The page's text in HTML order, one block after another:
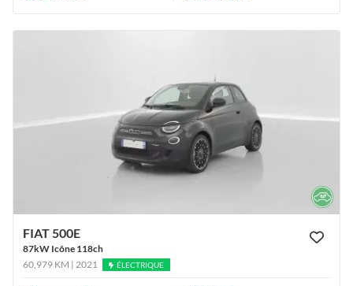
FIAT 500E
87kW Icône 118ch
60,979 KM | 2021
ÉLECTRIQUE